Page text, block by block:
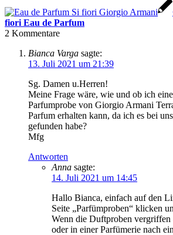
fiori Eau de Parfum
2 Kommentare
Bianca Varga sagte:
13. Juli 2021 um 21:39
Sg. Damen u.Herren!
Meine Frage wäre, wie und ob ich
Parfumprobe von Giorgio Armani
Parfum erhalten kann, da ich es bei
gefunden habe?
Mfg
Antworten
Anna sagte:
14. Juli 2021 um 14:45
Hallo Bianca, einfach auf den
Seite „Parfümproben“ klicken
Wenn die Duftproben vergriffen
oder in einer Parfümerie nach